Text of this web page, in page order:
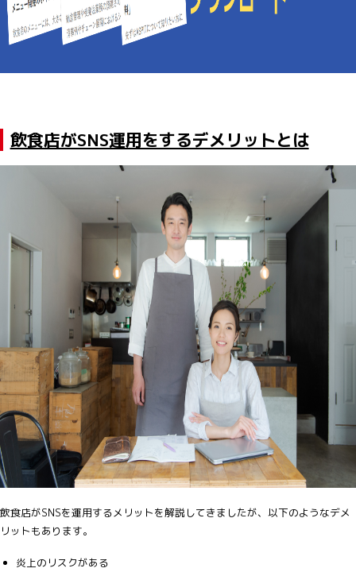
飲食店がSNS運用をするデメリットとは
飲食店がSNSを運用するメリットを解説してきましたが、以下のようなデメ
リットもあります。
炎上のリスクがある